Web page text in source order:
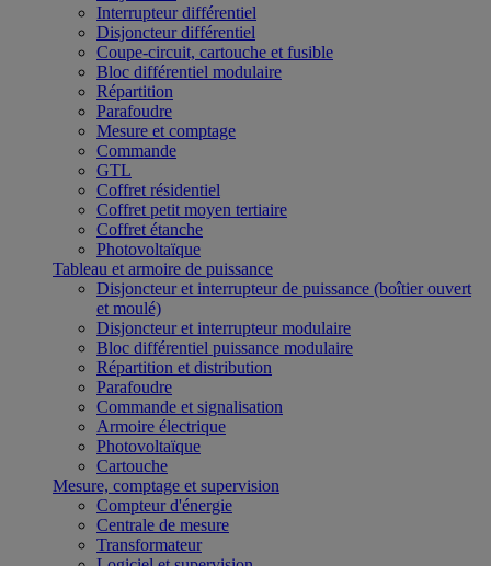
Interrupteur différentiel
Disjoncteur différentiel
Coupe-circuit, cartouche et fusible
Bloc différentiel modulaire
Répartition
Parafoudre
Mesure et comptage
Commande
GTL
Coffret résidentiel
Coffret petit moyen tertiaire
Coffret étanche
Photovoltaïque
Tableau et armoire de puissance
Disjoncteur et interrupteur de puissance (boîtier ouvert
et moulé)
Disjoncteur et interrupteur modulaire
Bloc différentiel puissance modulaire
Répartition et distribution
Parafoudre
Commande et signalisation
Armoire électrique
Photovoltaïque
Cartouche
Mesure, comptage et supervision
Compteur d'énergie
Centrale de mesure
Transformateur